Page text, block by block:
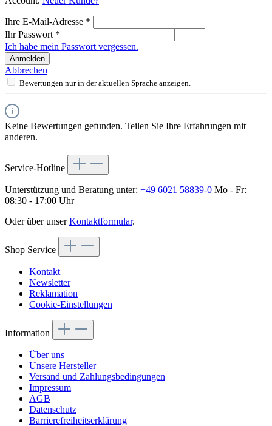
Ihre E-Mail-Adresse *
Ihr Passwort *
Ich habe mein Passwort vergessen.
Anmelden
Abbrechen
Bewertungen nur in der aktuellen Sprache anzeigen.
Keine Bewertungen gefunden. Teilen Sie Ihre Erfahrungen mit
anderen.
Service-Hotline
Unterstützung und Beratung unter: +49 6021 58839-0 Mo - Fr:
08:30 - 17:00 Uhr
Oder über unserKontaktformular.
Shop Service
Kontakt
Newsletter
Reklamation
Cookie-Einstellungen
Information
Über uns
Unsere Hersteller
Versand und Zahlungsbedingungen
Impressum
AGB
Datenschutz
Barrierefreiheitserklärung